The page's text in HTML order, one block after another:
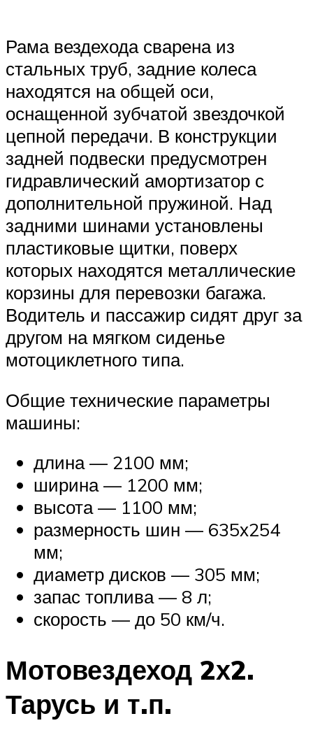
Рама вездехода сварена из
стальных труб, задние колеса
находятся на общей оси,
оснащенной зубчатой звездочкой
цепной передачи. В конструкции
задней подвески предусмотрен
гидравлический амортизатор с
дополнительной пружиной. Над
задними шинами установлены
пластиковые щитки, поверх
которых находятся металлические
корзины для перевозки багажа.
Водитель и пассажир сидят друг за
другом на мягком сиденье
мотоциклетного типа.
Общие технические параметры
машины:
длина — 2100 мм;
ширина — 1200 мм;
высота — 1100 мм;
размерность шин — 635х254
мм;
диаметр дисков — 305 мм;
запас топлива — 8 л;
скорость — до 50 км/ч.
Мотовездеход 2х2.
Тарусь и т.п.